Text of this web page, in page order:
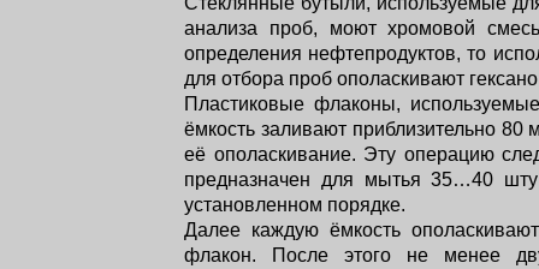
анализа проб, моют хромовой
определения нефтепродуктов, то
для отбора проб ополаскивают
Пластиковые флаконы,
ёмкость заливают приблизительно
её ополаскивание. Эту операцию
предназначен для мытья 35…40
установленном порядке.
Далее каждую ёмкость
флакон. После этого не менее